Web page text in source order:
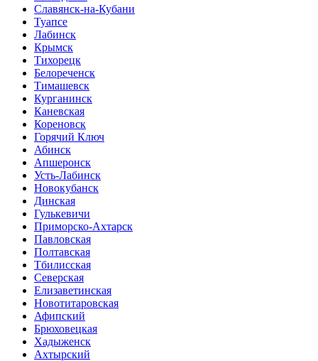
Славянск-на-Кубани
Туапсе
Лабинск
Крымск
Тихорецк
Белореченск
Тимашевск
Курганинск
Каневская
Кореновск
Горячий Ключ
Абинск
Апшеронск
Усть-Лабинск
Новокубанск
Динская
Гулькевичи
Приморско-Ахтарск
Павловская
Полтавская
Тбилисская
Северская
Елизаветинская
Новотитаровская
Афипский
Брюховецкая
Хадыженск
Ахтырский